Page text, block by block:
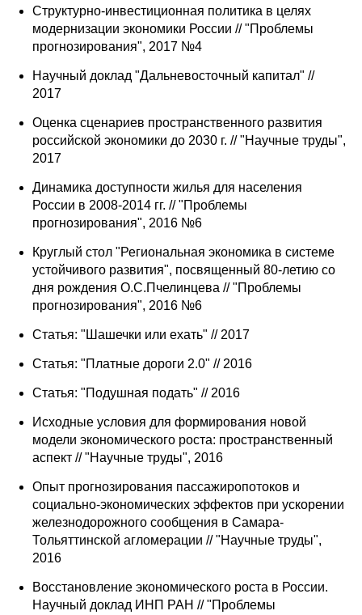
Структурно-инвестиционная политика в целях
модернизации экономики России // "Проблемы
прогнозирования", 2017 №4
Научный доклад "Дальневосточный капитал" //
2017
Оценка сценариев пространственного развития
российской экономики до 2030 г. // "Научные труды",
2017
Динамика доступности жилья для населения
России в 2008-2014 гг. // "Проблемы
прогнозирования", 2016 №6
Круглый стол "Региональная экономика в системе
устойчивого развития", посвященный 80-летию со
дня рождения О.С.Пчелинцева // "Проблемы
прогнозирования", 2016 №6
Статья: "Шашечки или ехать" // 2017
Статья: "Платные дороги 2.0" // 2016
Статья: "Подушная подать" // 2016
Исходные условия для формирования новой
модели экономического роста: пространственный
аспект // "Научные труды", 2016
Опыт прогнозирования пассажиропотоков и
социально-экономических эффектов при ускорении
железнодорожного сообщения в Самара-
Тольяттинской агломерации // "Научные труды",
2016
Восстановление экономического роста в России.
Научный доклад ИНП РАН // "Проблемы